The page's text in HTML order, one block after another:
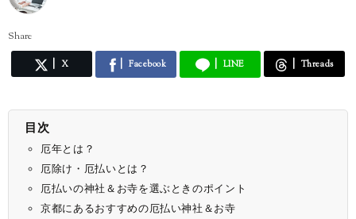
Share
X Facebook LINE Threads
目次
厄年とは？
厄除け・厄払いとは？
厄払いの神社＆お寺を選ぶときのポイント
京都にあるおすすめの厄払い神社＆お寺